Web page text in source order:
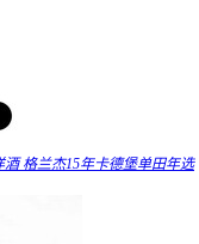
格兰杰15年卡德堡单田年选